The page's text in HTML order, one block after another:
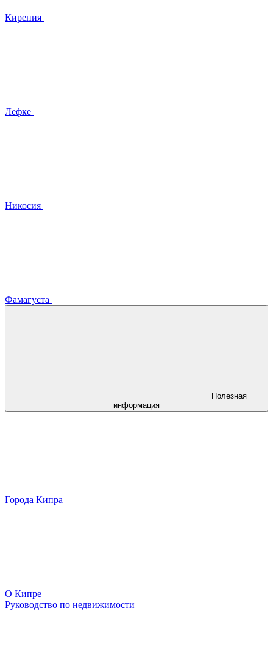
Кирения
Лефке
Никосия
Фамагуста
Полезная
информация
Города Кипра
О Кипре
Руководство по недвижимости